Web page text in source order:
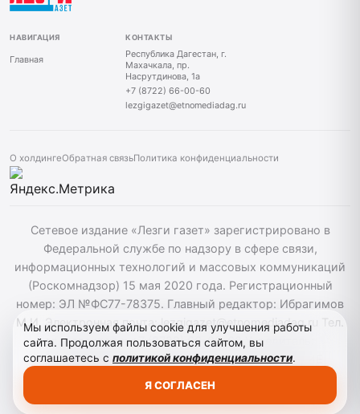
НАВИГАЦИЯ
Главная
КОНТАКТЫ
Республика Дагестан, г.
Махачкала, пр.
Насрутдинова, 1а
+7 (8722) 66-00-60
lezgigazet@etnomediadag.ru
О холдингеОбратная связьПолитика конфиденциальности
Сетевое издание «Лезги газет» зарегистрировано в
Федеральной службе по надзору в сфере связи,
информационных технологий и массовых коммуникаций
(Роскомнадзор) 15 мая 2020 года. Регистрационный
номер: ЭЛ №ФС77-78375. Главный редактор: Ибрагимов
М.И. Электронная почта: lezgigazet@etnomediadag.ru Тел.
гл. редактора: +7 (8722) 66-00-60 Учредитель:
ГОСУДАРСТВЕННОЕ БЮДЖЕТНОЕ УЧРЕЖДЕНИЕ
Мы используем файлы cookie для улучшения работы
сайта. Продолжая пользоваться сайтом, вы
соглашаетесь с политикой конфиденциальности.
Я СОГЛАСЕН